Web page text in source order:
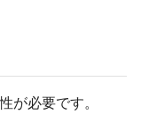
が必要です。